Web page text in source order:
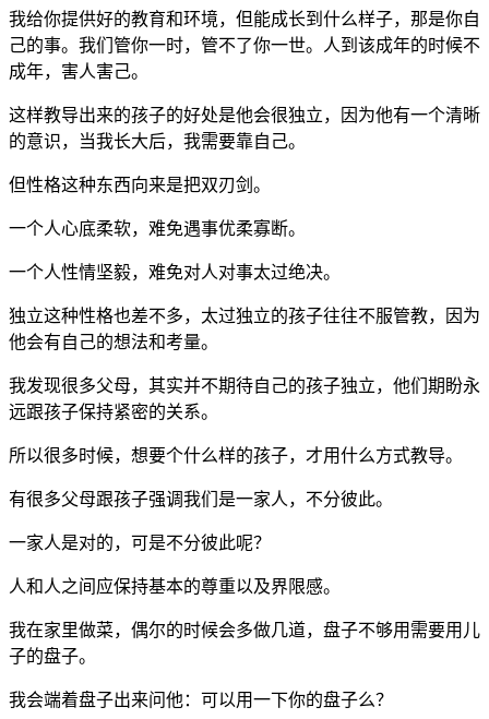
我给你提供好的教育和环境，但能成长到什么样子，那是你自
己的事。我们管你一时，管不了你一世。人到该成年的时候不
成年，害人害己。
这样教导出来的孩子的好处是他会很独立，因为他有一个清晰
的意识，当我长大后，我需要靠自己。
但性格这种东西向来是把双刃剑。
一个人心底柔软，难免遇事优柔寡断。
一个人性情坚毅，难免对人对事太过绝决。
独立这种性格也差不多，太过独立的孩子往往不服管教，因为
他会有自己的想法和考量。
我发现很多父母，其实并不期待自己的孩子独立，他们期盼永
远跟孩子保持紧密的关系。
所以很多时候，想要个什么样的孩子，才用什么方式教导。
有很多父母跟孩子强调我们是一家人，不分彼此。
一家人是对的，可是不分彼此呢？
人和人之间应保持基本的尊重以及界限感。
我在家里做菜，偶尔的时候会多做几道，盘子不够用需要用儿
子的盘子。
我会端着盘子出来问他：可以用一下你的盘子么？